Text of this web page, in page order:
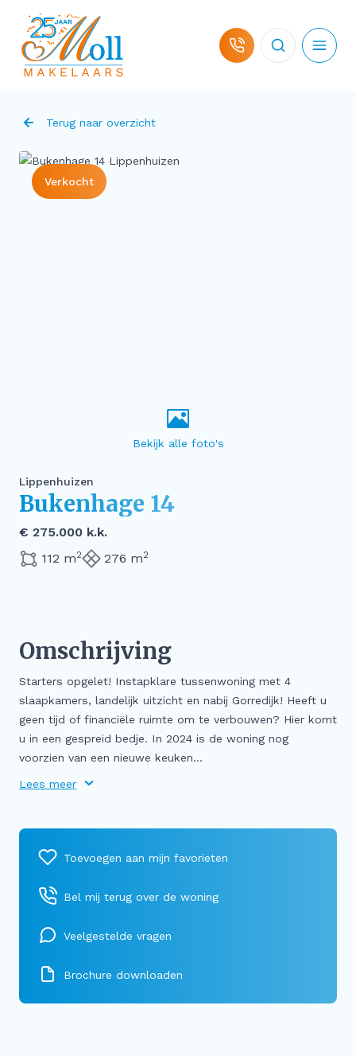
Terug naar overzicht
Verkocht
Lippenhuizen
Bukenhage 14
€ 275.000 k.k.
112 m2 276 m2
Omschrijving
Starters opgelet! Instapklare tussenwoning met 4
slaapkamers, landelijk uitzicht en nabij Gorredijk! Heeft u
geen tijd of financiële ruimte om te verbouwen? Hier komt
u in een gespreid bedje. In 2024 is de woning nog
voorzien van een nieuwe keuken...
Lees meer
Bel mij terug over de woning
Veelgestelde vragen
Brochure downloaden